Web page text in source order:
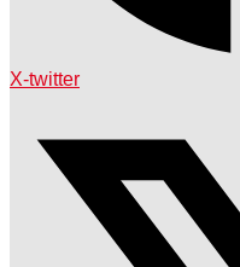
X-twitter